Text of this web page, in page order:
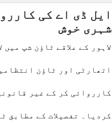
ایل ڈی اے کی
شہری خوش
لاہور کے علاقے ٹاؤن شپ میں
اتھارٹی اور ٹاؤن
کارروائی کر کے غیر
کردیا۔ تفصیلات کے مطابق